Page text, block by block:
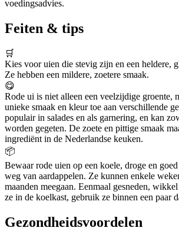
voedingsadvies.
Feiten & tips
🛒
Kies voor uien die stevig zijn en een heldere,
Ze hebben een mildere, zoetere smaak.
😋
Rode ui is niet alleen een veelzijdige groente,
unieke smaak en kleur toe aan verschillende
populair in salades en als garnering, en kan
worden gegeten. De zoete en pittige smaak
ingrediënt in de Nederlandse keuken.
📦
Bewaar rode uien op een koele, droge en
weg van aardappelen. Ze kunnen enkele
maanden meegaan. Eenmaal gesneden,
ze in de koelkast, gebruik ze binnen een paar
Gezondheidsvoordelen